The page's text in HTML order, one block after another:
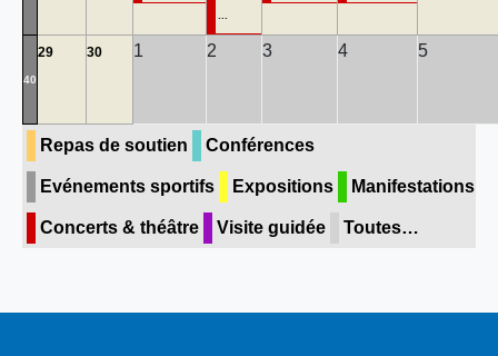
...
40
29 30 1 2 3 4 5
Repas de soutien Conférences
Evénements sportifs Expositions Manifestations
Concerts & théâtre Visite guidée Toutes…